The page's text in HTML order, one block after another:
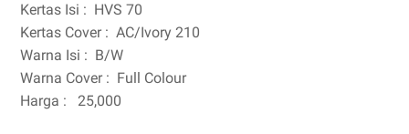
Kertas Isi : HVS 70
Kertas Cover : AC/Ivory 210
Warna Isi : B/W
Warna Cover : Full Colour
Harga :
25,000